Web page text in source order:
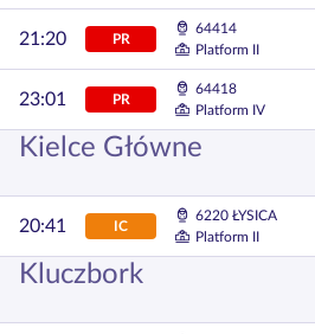
21:20 PR
64414
Platform II
23:01 PR
64418
Platform IV
Kielce Główne
20:41 IC
6220 ŁYSICA
Platform II
Kluczbork